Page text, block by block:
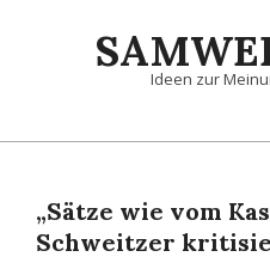
Ideen zur
Primary
„Sätze wie vom
Schweitzer